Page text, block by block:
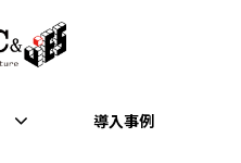
導入事例